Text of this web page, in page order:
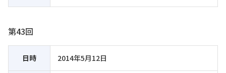
第43回
日時 2014年5月12日